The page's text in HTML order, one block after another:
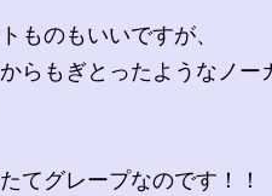
ものもいいですが、
らもぎとったようなノー